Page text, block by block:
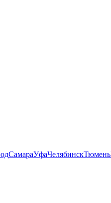
СамараУфаЧелябинскТюмень